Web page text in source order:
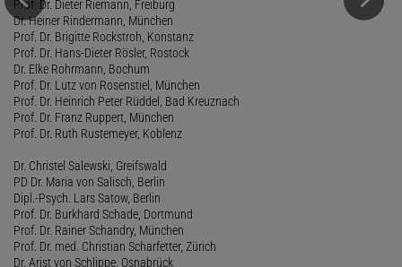
Prof. Dr. Dieter Riemann, Freiburg
Dr. Heiner Rindermann, München
Prof. Dr. Brigitte Rockstroh, Konstanz
Prof. Dr. Hans-Dieter Rösler, Rostock
Dr. Elke Rohrmann, Bochum
Prof. Dr. Lutz von Rosenstiel, München
Prof. Dr. Heinrich Peter Rüddel, Bad Kreuznach
Prof. Dr. Franz Ruppert, München
Prof. Dr. Ruth Rustemeyer, Koblenz
Dr. Christel Salewski, Greifswald
PD Dr. Maria von Salisch, Berlin
Dipl.-Psych. Lars Satow, Berlin
Prof. Dr. Burkhard Schade, Dortmund
Prof. Dr. Rainer Schandry, München
Prof. Dr. med. Christian Scharfetter, Zürich
Dr. Arist von Schlippe, Osnabrück